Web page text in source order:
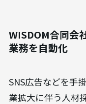
WISDOM合同会
業務を自動化
SNS広告などを手
業拡大に伴う人材